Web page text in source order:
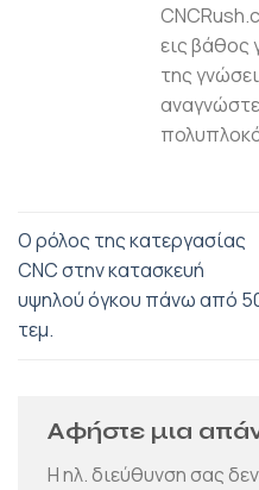
εις βάθος
της
Ο ρόλος της κατεργασίας
CNC στην κατασκευή
υψηλού όγκου πάνω από
τεμ.
Αφήστε μια
Η ηλ. διεύθυνση σας